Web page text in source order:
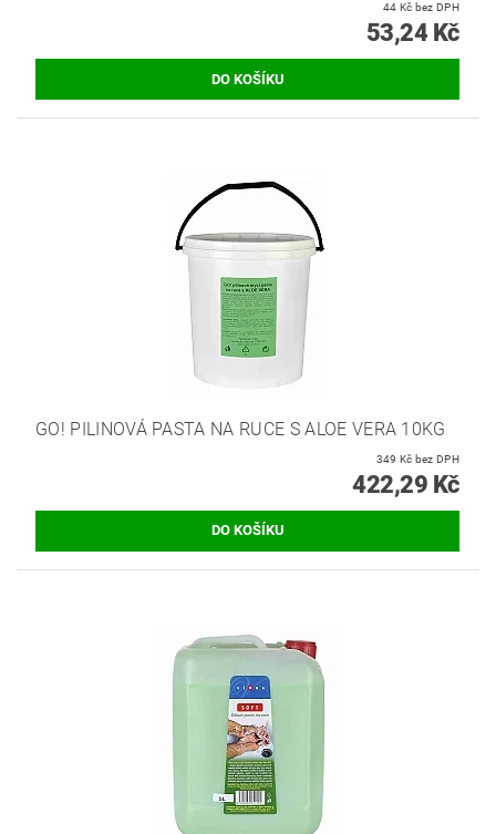
44 Kč bez DPH
53,24 Kč
GO! PILINOVÁ PASTA NA RUCE S ALOE VERA 10KG
349 Kč bez DPH
422,29 Kč